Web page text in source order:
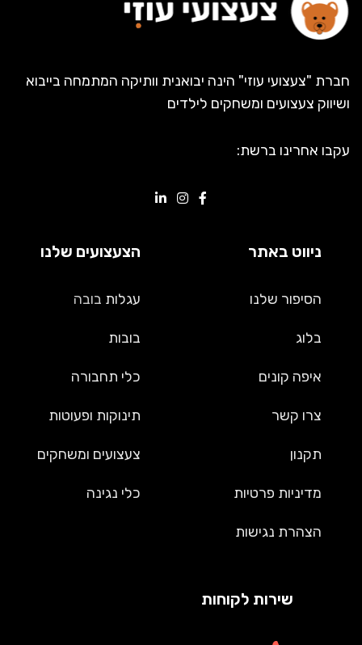
חברת "צעצועי עוזי" הינה יבואנית וותיקה המתמחה בייבוא
ושיווק צעצועים ומשחקים לילדים
עקבו אחרינו ברשת:
ניווט באתר
הסיפור שלנו
בלוג
איפה קונים
צרו קשר
תקנון
מדיניות פרטיות
הצהרת נגישות
הצעצועים שלנו
עגלות בובה
בובות
כלי תחבורה
תינוקות ופעוטות
צעצועים ומשחקים
כלי נגינה
שירות לקוחות